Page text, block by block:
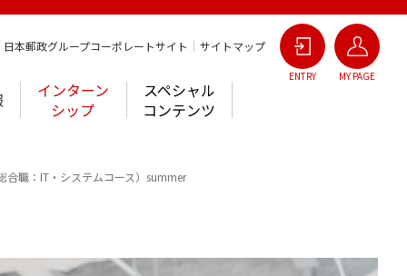
日本郵政グループコーポレートサイト サイトマップ
ENTRY MY PAGE
インターン
シップ
スペシャル
コンテンツ
合職：IT・システムコース）summer